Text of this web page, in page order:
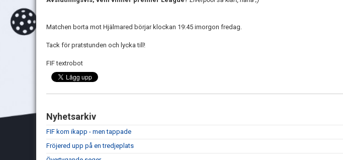
Matchen borta mot Hjälmared börjar klockan 19:45 imorgon fredag.
Tack för pratstunden och lycka till!
FIF textrobot
Nyhetsarkiv
FIF kom ikapp - men tappade
Fröjered upp på en tredjeplats